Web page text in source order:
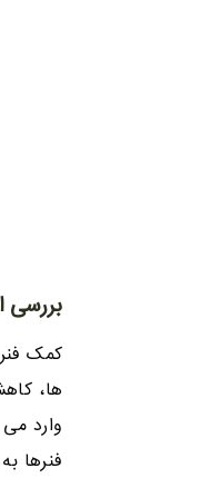
بررسی
کمک
ها،
وارد
فنرها